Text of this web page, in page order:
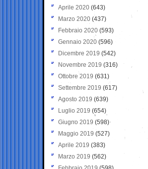
Aprile 2020 (643)
Marzo 2020 (437)
Febbraio 2020 (593)
Gennaio 2020 (596)
Dicembre 2019 (542)
Novembre 2019 (316)
Ottobre 2019 (631)
Settembre 2019 (617)
Agosto 2019 (639)
Luglio 2019 (654)
Giugno 2019 (598)
Maggio 2019 (527)
Aprile 2019 (383)
Marzo 2019 (562)